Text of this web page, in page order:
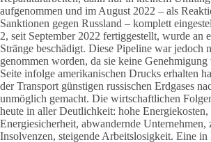
aufgenommen und im August 2022 – als
Sanktionen gegen Russland – komplett
2, seit September 2022 fertiggestellt, wurde an
Stränge beschädigt. Diese Pipeline war jedoch
genommen worden, da sie keine Genehmigung
Seite infolge amerikanischen Drucks erhalten
der Transport günstigen russischen Erdgases
unmöglich gemacht. Die wirtschaftlichen
heute in aller Deutlichkeit: hohe
Energiesicherheit, abwandernde Unternehmen,
Insolvenzen, steigende Arbeitslosigkeit. Eine